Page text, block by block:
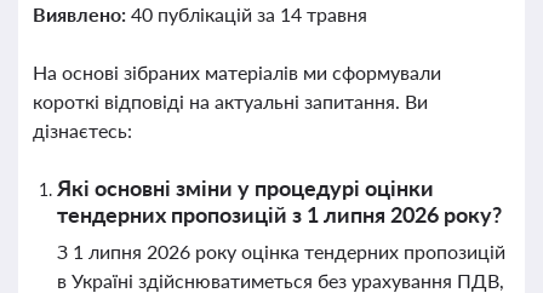
Виявлено: 40 публікацій за 14 травня
На основі зібраних матеріалів ми сформували
короткі відповіді на актуальні запитання. Ви
дізнаєтесь:
Які основні зміни у процедурі оцінки
тендерних пропозицій з 1 липня 2026 року?
З 1 липня 2026 року оцінка тендерних пропозицій
в Україні здійснюватиметься без урахування ПДВ,